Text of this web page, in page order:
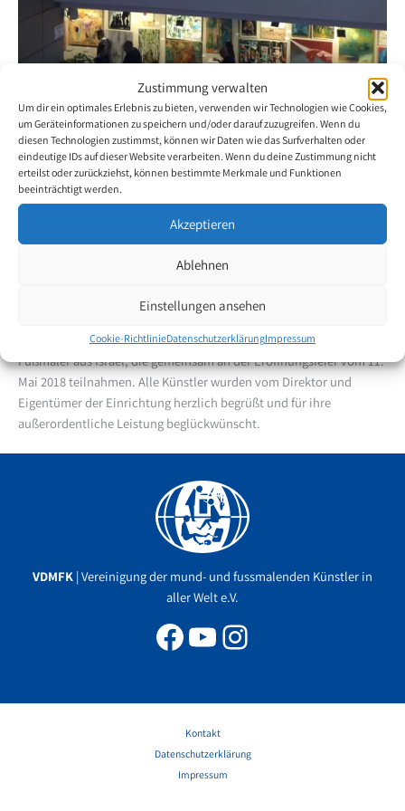
Zustimmung verwalten
Um dir ein optimales Erlebnis zu bieten, verwenden wir Technologien wie Cookies,
um Geräteinformationen zu speichern und/oder darauf zuzugreifen. Wenn du
diesen Technologien zustimmst, können wir Daten wie das Surfverhalten oder
eindeutige IDs auf dieser Website verarbeiten. Wenn du deine Zustimmung nicht
erteilst oder zurückziehst, können bestimmte Merkmale und Funktionen
beeinträchtigt werden.
Akzeptieren
Ablehnen
Einstellungen ansehen
Cookie-RichtlinieDatenschutzerklärungImpressum
Für einen guten Zweck
28. Mai 2018
Wie jedes Jahr verwandelt Israels größte Finanzinstitution „Bank
Hapoalim“ seinen Hauptsitz in eine Kunstgalerie. Der soziale Zweck
Aids-Taskforce. Die Ausstellung zeigte Kunstwerke von Hunderten
von Künstlern, die zum Fundraising beigetragen haben. Unter den
teilnehmenden Künstlern befanden sich auch 15 Mund- und
Fußmaler aus Israel, die gemeinsam an der Eröffnungsfeier vom 11.
Mai 2018 teilnahmen. Alle Künstler wurden vom Direktor und
Eigentümer der Einrichtung herzlich begrüßt und für ihre
außerordentliche Leistung beglückwünscht.
VDMFK | Vereinigung der mund- und fussmalenden Künstler in
aller Welt e.V.
Facebook
YouTube
Instagram
Kontakt
Datenschutzerklärung
Impressum